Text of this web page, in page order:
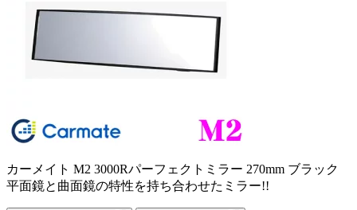
カーメイト M2 3000Rパーフェクトミラー 270mm ブラック
平面鏡と曲面鏡の特性を持ち合わせたミラー!!